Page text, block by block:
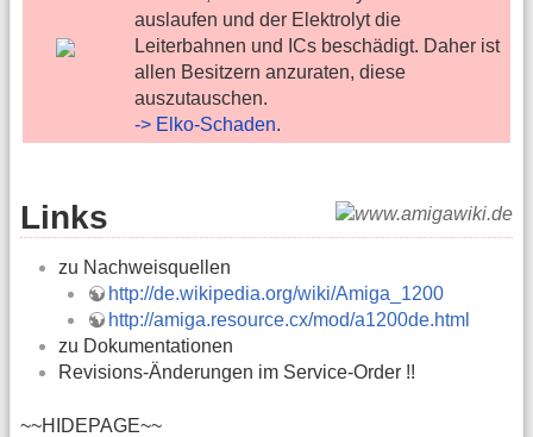
auslaufen und der Elektrolyt die
Leiterbahnen und ICs beschädigt. Daher ist
allen Besitzern anzuraten, diese
auszutauschen.
-> Elko-Schaden.
Links
zu Nachweisquellen
http://de.wikipedia.org/wiki/Amiga_1200
http://amiga.resource.cx/mod/a1200de.html
zu Dokumentationen
Revisions-Änderungen im Service-Order !!
~~HIDEPAGE~~